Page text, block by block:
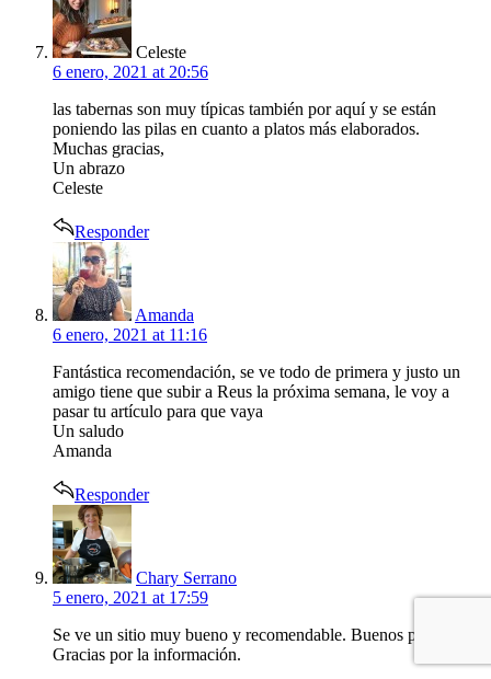
Celeste
6 enero, 2021 at 20:56
las tabernas son muy típicas también por aquí y se están
poniendo las pilas en cuanto a platos más elaborados.
Muchas gracias,
Un abrazo
Celeste
Responder
Amanda
6 enero, 2021 at 11:16
Fantástica recomendación, se ve todo de primera y justo un
amigo tiene que subir a Reus la próxima semana, le voy a
pasar tu artículo para que vaya
Un saludo
Amanda
Responder
says:
Chary Serrano
5 enero, 2021 at 17:59
Se ve un sitio muy bueno y recomendable. Buenos platos.
Gracias por la información.